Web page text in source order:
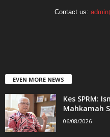
Contact us:
EVEN MORE NEWS
Kes SPRM:
Mahkamah
06/08/2026